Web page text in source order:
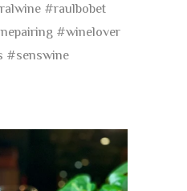
#raulbobet
#winelover
#senswine